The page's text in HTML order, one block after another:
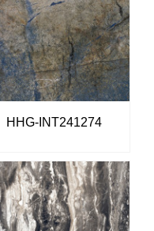
HHG-INT241274